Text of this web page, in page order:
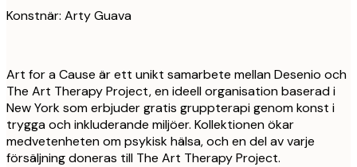
Konstnär: Arty Guava
Art for a Cause är ett unikt samarbete mellan Desenio och
The Art Therapy Project, en ideell organisation baserad i
New York som erbjuder gratis gruppterapi genom konst i
trygga och inkluderande miljöer. Kollektionen ökar
medvetenheten om psykisk hälsa, och en del av varje
försäljning doneras till The Art Therapy Project.